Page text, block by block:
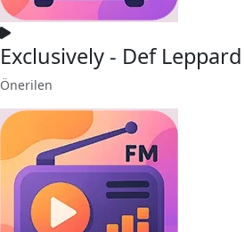
Exclusively - Def Leppard
Önerilen